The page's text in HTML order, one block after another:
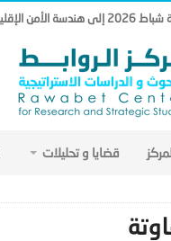
مكة نموذجاً. (19).
قضايا و تحليلات